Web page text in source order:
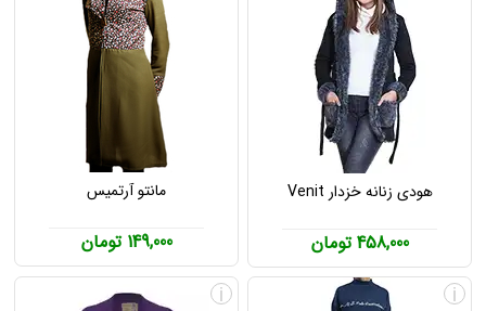
هودی زنانه خزدار Venit
458,000 تومان
مانتو آرتمیس
149,000 تومان
i
i